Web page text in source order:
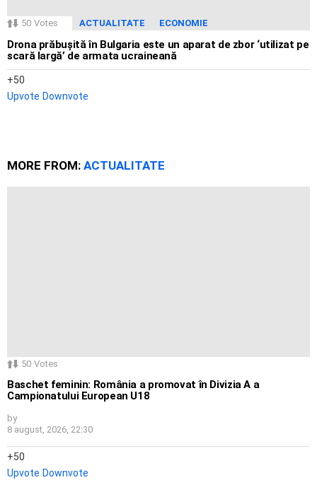
50 Votes ACTUALITATE ECONOMIE
Drona prăbușită în Bulgaria este un aparat de zbor ‘utilizat pe
scară largă’ de armata ucraineană
50
Upvote Downvote
MORE FROM: ACTUALITATE
50 Votes
Baschet feminin: România a promovat în Divizia A a
Campionatului European U18
by
8 august, 2026, 22:30
50
Upvote Downvote